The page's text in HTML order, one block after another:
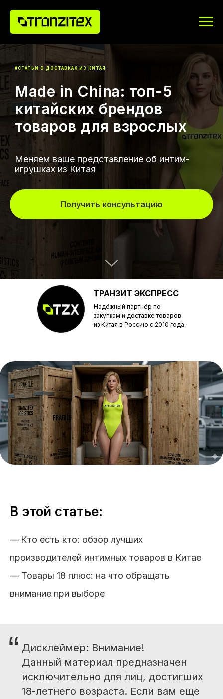
#СТАТЬИ О ДОСТАВКАХ ИЗ КИТАЯ
Made in China: топ-5
китайских брендов
товаров для взрослых
Меняем ваше представление об интим-
игрушках из Китая
Получить консультацию
ТРАНЗИТ ЭКСПРЕСС
Надёжный партнёр по
закупкам и доставке товаров
из Китая в Россию с 2010 года.
В этой статье:
— Кто есть кто: обзор лучших
производителей интимных товаров в Китае
— Товары 18 плюс: на что обращать
внимание при выборе
“ Дисклеймер: Внимание!
Данный материал предназначен
исключительно для лиц, достигших
18-летнего возраста. Если вам еще